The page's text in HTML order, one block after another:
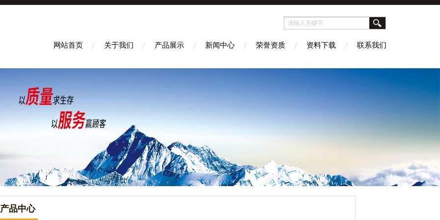
网站首页 关于我们 产品展示 新闻中心 荣誉资质 资料下载 联系我们
产品中心